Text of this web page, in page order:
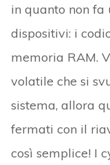
in quanto non fa
dispositivi: i
memoria RAM.
volatile che si
sistema, allora
fermati con il
così semplice! I